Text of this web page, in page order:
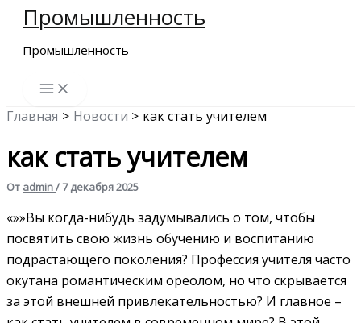
Перейти
содержимому
Промышленность
Промышленность
Главная Новости как стать учителем
как стать учителем
От admin/ 7 декабря 2025
«»»Вы когда-нибудь задумывались о том, чтобы
посвятить свою жизнь обучению и воспитанию
подрастающего поколения? Профессия учителя часто
окутана романтическим ореолом, но что скрывается
за этой внешней привлекательностью? И главное –